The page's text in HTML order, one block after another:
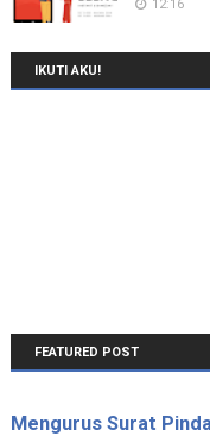
12:16
IKUTI AKU!
FEATURED POST
Mengurus Surat